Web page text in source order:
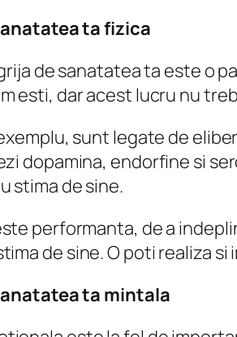
ta fizica
de sanatatea ta este o
esti, dar acest lucru nu
sunt legate de
dopamina, endorfine si
stima de sine.
performanta, de a
de sine. O poti realiza
ta mintala